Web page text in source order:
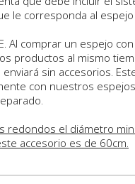
le corresponda al espejo
Al comprar un espejo
productos al mismo
sin accesorios.
con nuestros
redondos el diámetro
accesorio es de 60cm.